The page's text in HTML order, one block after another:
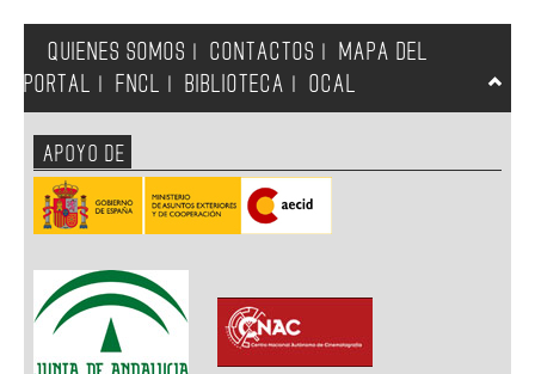
QUIENES SOMOS CONTACTOS
MAPA DEL
PORTAL
FNCL BIBLIOTECA OCAL
APOYO DE